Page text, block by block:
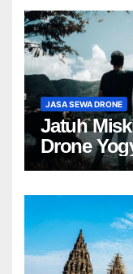
JASA SEWA DRONE
Jatuh
Drone